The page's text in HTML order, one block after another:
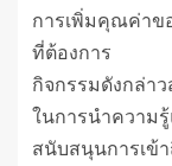
การเพิ่มคุณค่าข
ที่ต้องการ
กิจกรรมดังกล่า
ในการนำความ
สนับสนุนการเข้